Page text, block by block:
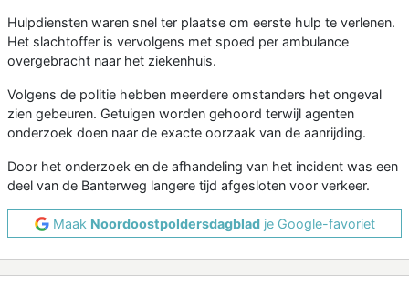
Hulpdiensten waren snel ter plaatse om eerste hulp te verlenen.
Het slachtoffer is vervolgens met spoed per ambulance
overgebracht naar het ziekenhuis.
Volgens de politie hebben meerdere omstanders het ongeval
zien gebeuren. Getuigen worden gehoord terwijl agenten
onderzoek doen naar de exacte oorzaak van de aanrijding.
Door het onderzoek en de afhandeling van het incident was een
deel van de Banterweg langere tijd afgesloten voor verkeer.
Maak Noordoostpoldersdagbladje Google-favoriet